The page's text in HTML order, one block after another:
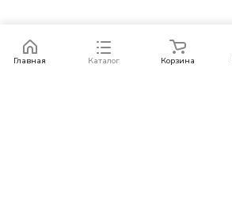
Главная Каталог Корзина